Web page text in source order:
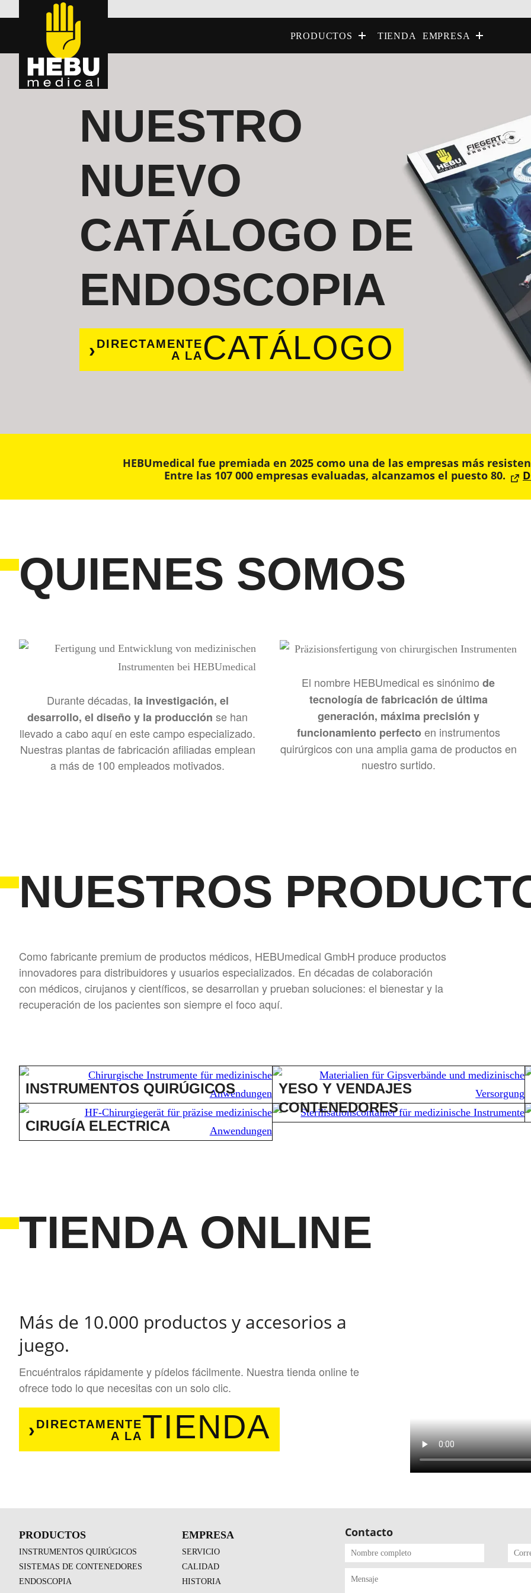
PRODUCTOS TIENDA EMPRESA
NUESTRO
NUEVO
CATÁLOGO DE
ENDOSCOPIA
DIRECTAMENTE
A LACATÁLOGO
HEBUmedical fue premiada en 2025 como una de las empresas más
Entre las 107 000 empresas evaluadas, alcanzamos el puesto 80.
QUIENES SOMOS
Durante décadas, la investigación, el
desarrollo, el diseño y la producción se han
llevado a cabo aquí en este campo especializado.
Nuestras plantas de fabricación afiliadas emplean
a más de 100 empleados motivados.
El nombre HEBUmedical es sinónimo de
tecnología de fabricación de última
generación, máxima precisión y
funcionamiento perfecto en instrumentos
quirúrgicos con una amplia gama de productos en
nuestro surtido.
NUESTROS
Como fabricante premium de productos médicos, HEBUmedical GmbH produce productos
innovadores para distribuidores y usuarios especializados. En décadas de colaboración
con médicos, cirujanos y científicos, se desarrollan y prueban soluciones: el bienestar y la
recuperación de los pacientes son siempre el foco aquí.
INSTRUMENTOS QUIRÚGICOS
CIRUGÍA ELECTRICA
YESO Y VENDAJES
CONTENEDORES
TIENDA ONLINE
Más de 10.000 productos y accesorios a
juego.
Encuéntralos rápidamente y pídelos fácilmente. Nuestra tienda online te
ofrece todo lo que necesitas con un solo clic.
DIRECTAMENTE
A LATIENDA
PRODUCTOS
INSTRUMENTOS QUIRÚGICOS
SISTEMAS DE CONTENEDORES
ENDOSCOPIA
EMPRESA
SERVICIO
CALIDAD
HISTORIA
Contacto